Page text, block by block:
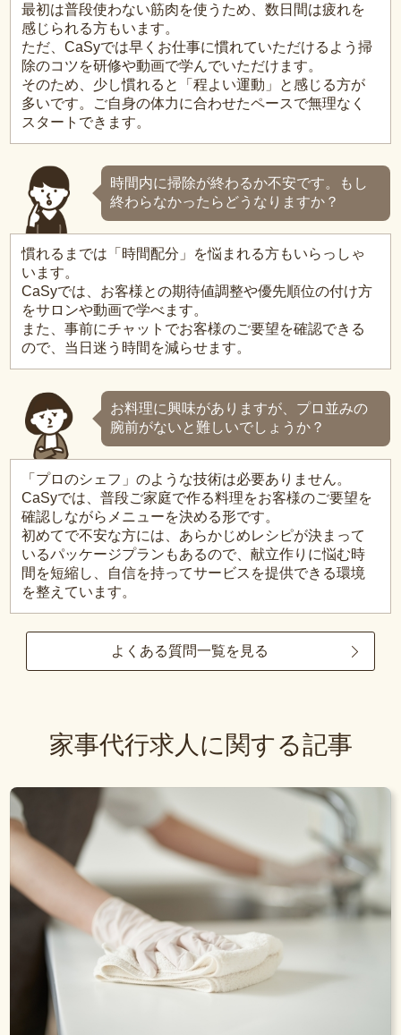
最初は普段使わない筋肉を使うため、数日間は疲れを
感じられる方もいます。
ただ、CaSyでは早くお仕事に慣れていただけるよう掃
除のコツを研修や動画で学んでいただけます。
そのため、少し慣れると「程よい運動」と感じる方が
多いです。ご自身の体力に合わせたペースで無理なく
スタートできます。
時間内に掃除が終わるか不安です。もし
終わらなかったらどうなりますか？
慣れるまでは「時間配分」を悩まれる方もいらっしゃ
います。
CaSyでは、お客様との期待値調整や優先順位の付け方
をサロンや動画で学べます。
また、事前にチャットでお客様のご要望を確認できる
ので、当日迷う時間を減らせます。
お料理に興味がありますが、プロ並みの
腕前がないと難しいでしょうか？
「プロのシェフ」のような技術は必要ありません。
CaSyでは、普段ご家庭で作る料理をお客様のご要望を
確認しながらメニューを決める形です。
初めてで不安な方には、あらかじめレシピが決まって
いるパッケージプランもあるので、献立作りに悩む時
間を短縮し、自信を持ってサービスを提供できる環境
を整えています。
よくある質問一覧を見る
家事代行求人に関する記事